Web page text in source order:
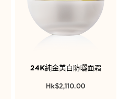
24K純金美白防曬面霜
$2,110.00